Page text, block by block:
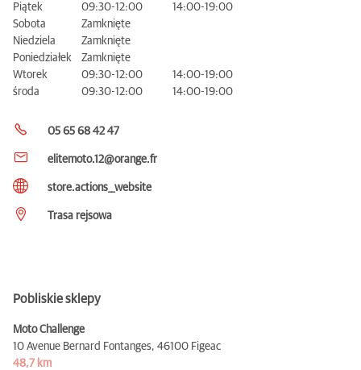
Piątek
09:30-12:00
14:00-19:00
Sobota
Zamknięte
Niedziela
Zamknięte
Poniedziałek
Zamknięte
Wtorek
09:30-12:00
14:00-19:00
środa
09:30-12:00 14:00-19:00
05 65 68 42 47
elitemoto.12@orange.fr
store.actions__website
Trasa rejsowa
Pobliskie sklepy
Moto Challenge
10 Avenue Bernard Fontanges, 46100 Figeac
48,7 km